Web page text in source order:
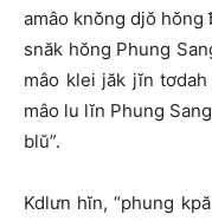
amâo knŏng djŏ hŏng
snăk hŏng Phung
mâo klei jăk jĭn tơdah
mâo lu lĭn Phung
blŭ”.
Kdlưn hĭn, “phung